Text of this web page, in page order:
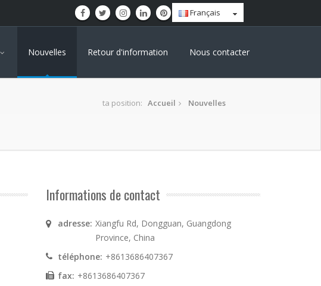
Français
Nouvelles Retour d'information Nous contacter
ta position: Accueil Nouvelles
Informations de contact
adresse: Xiangfu Rd, Dongguan, Guangdong
Province, China
téléphone: +8613686407367
fax: +8613686407367